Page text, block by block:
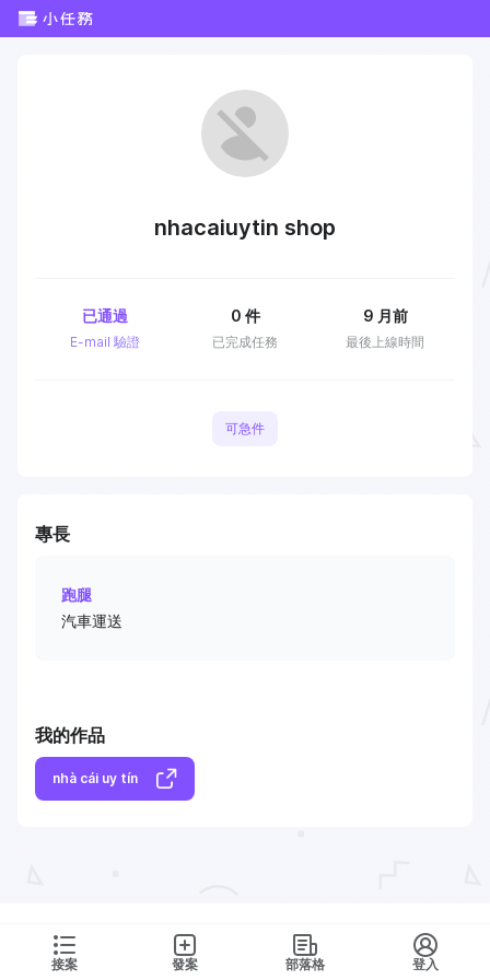
接案 發案 部落格 登入
nhacaiuytin shop
E-mail 驗證
已通過
已完成任務
0 件
最後上線時間
9 月前
可急件
專長
跑腿
汽車運送
我的作品
nhà cái uy tín